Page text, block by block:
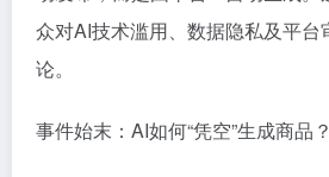
众对AI技术滥用、数据隐私及平台
论。
事件始末：AI如何“凭空”生成商品？